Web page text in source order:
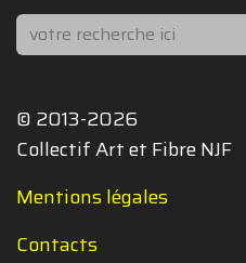
Rechercher
© 2013-2026
Collectif Art et Fibre NJF
Mentions légales
Contacts